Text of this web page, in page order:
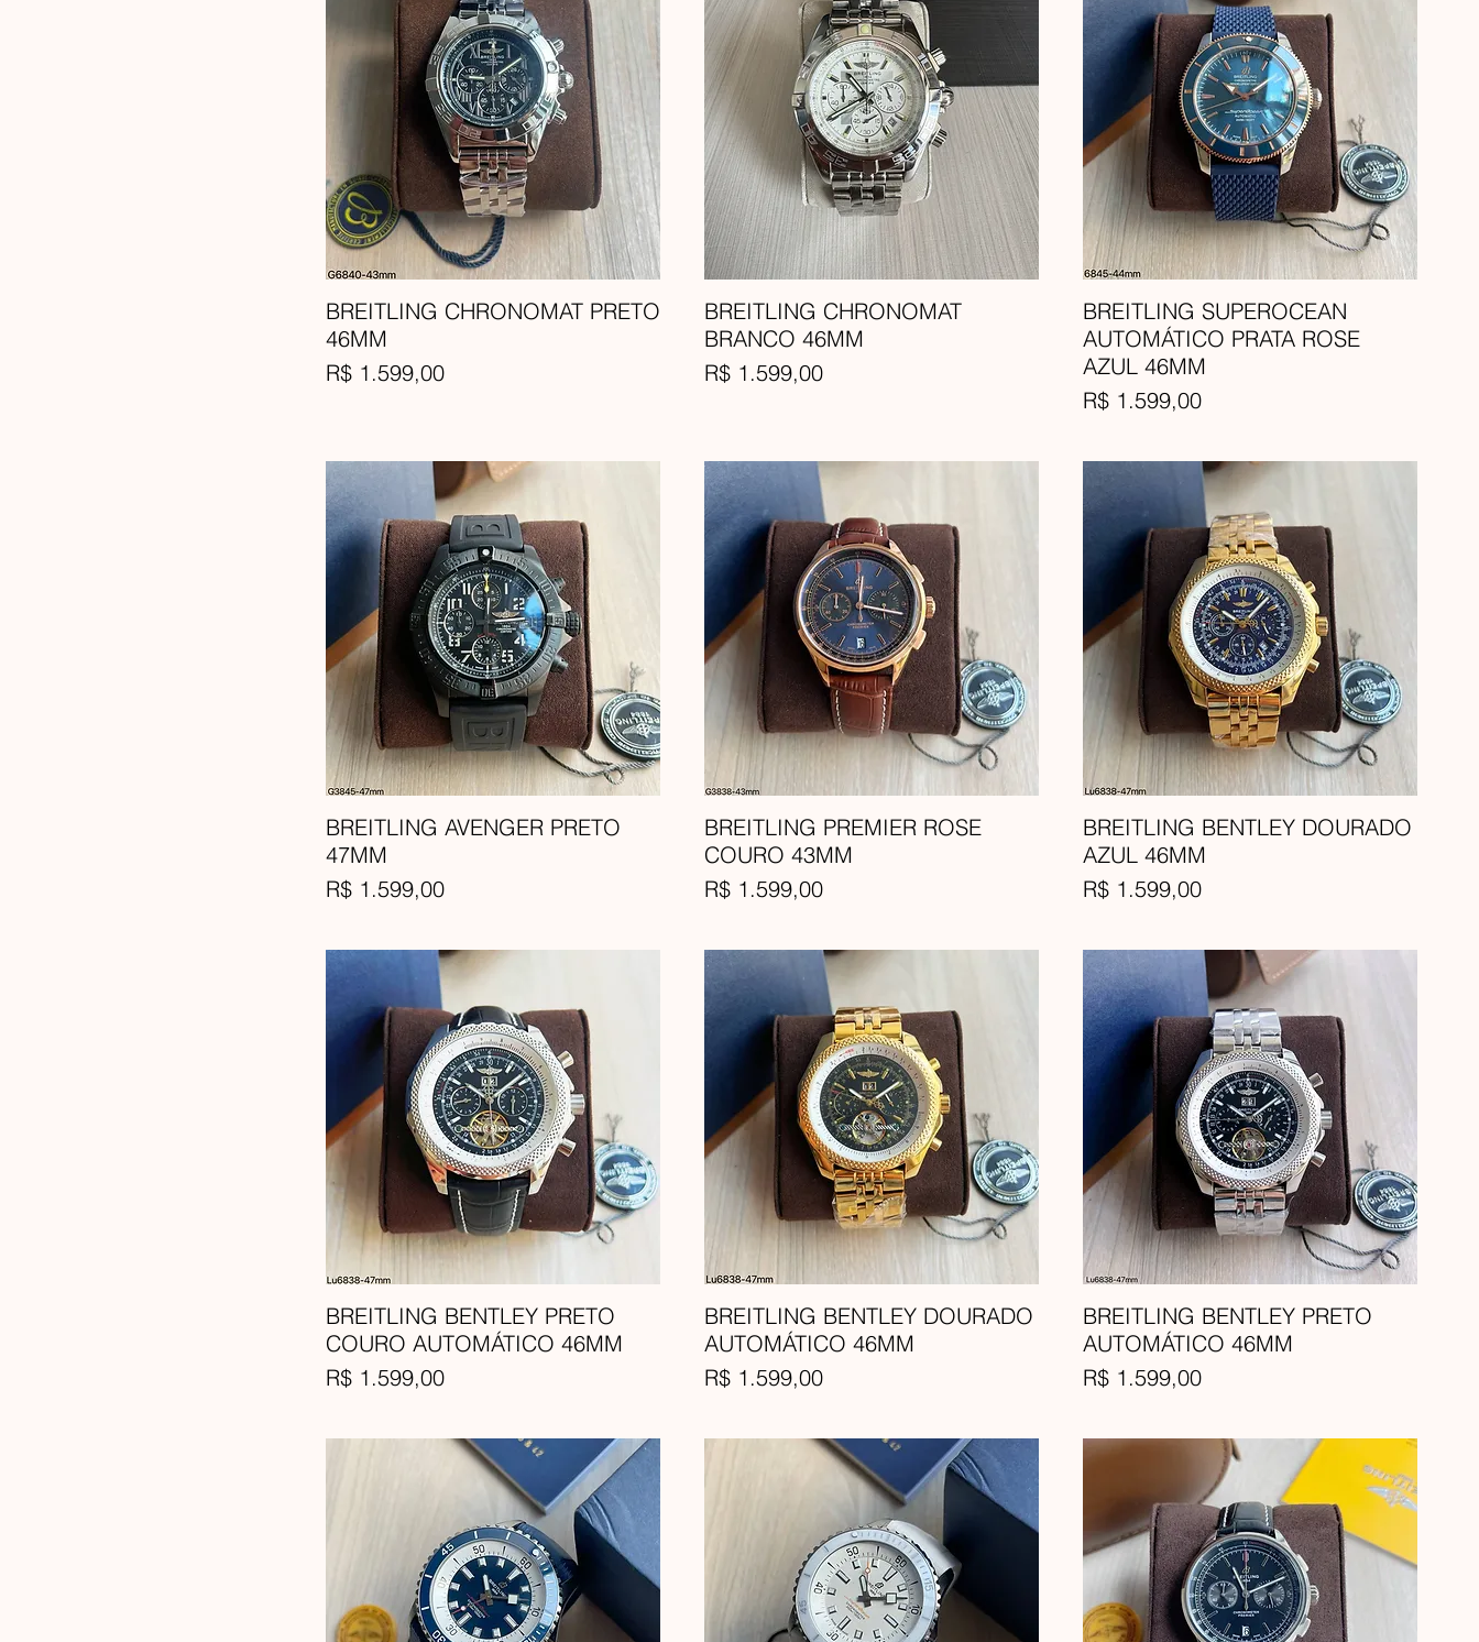
BREITLING CHRONOMAT PRETO
46MM
Preço
R$ 1.599,00
BREITLING CHRONOMAT
BRANCO 46MM
Preço
R$ 1.599,00
BREITLING SUPEROCEAN
AUTOMÁTICO PRATA ROSE
AZUL 46MM
Preço
R$ 1.599,00
BREITLING AVENGER PRETO
47MM
Preço
R$ 1.599,00
BREITLING PREMIER ROSE
COURO 43MM
Preço
R$ 1.599,00
BREITLING BENTLEY DOURADO
AZUL 46MM
Preço
R$ 1.599,00
BREITLING BENTLEY PRETO
COURO AUTOMÁTICO 46MM
Preço
R$ 1.599,00
BREITLING BENTLEY DOURADO
AUTOMÁTICO 46MM
Preço
R$ 1.599,00
BREITLING BENTLEY PRETO
AUTOMÁTICO 46MM
Preço
R$ 1.599,00